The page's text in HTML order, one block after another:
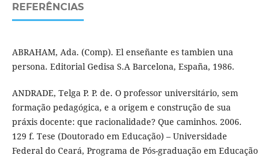
REFERÊNCIAS
ABRAHAM, Ada. (Comp). El enseñante es tambien una
persona. Editorial Gedisa S.A Barcelona, España, 1986.
ANDRADE, Telga P. P. de. O professor universitário, sem
formação pedagógica, e a origem e construção de sua
práxis docente: que racionalidade? Que caminhos. 2006.
129 f. Tese (Doutorado em Educação) – Universidade
Federal do Ceará, Programa de Pós-graduação em Educação